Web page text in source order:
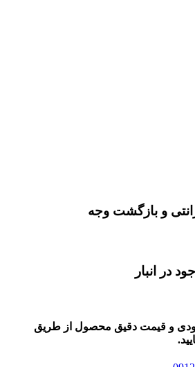
و بازگشت وجه
در انبار
و قیمت دقیق محصول از طریق